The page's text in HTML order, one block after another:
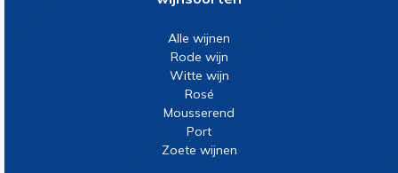
Alle wijnen
Rode wijn
Witte wijn
Rosé
Mousserend
Port
Zoete wijnen